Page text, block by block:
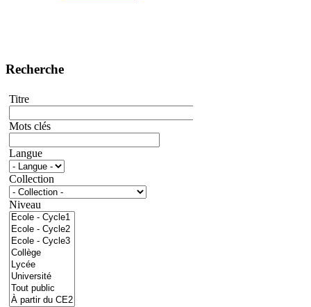
Recherche
Titre
Mots clés
Langue
Collection
Niveau